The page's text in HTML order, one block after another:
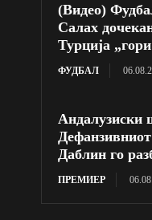
(Видео)
Салах
Турција
ФУДБАЛ
Андалузиски
Даблин го
ПРЕМИЕР